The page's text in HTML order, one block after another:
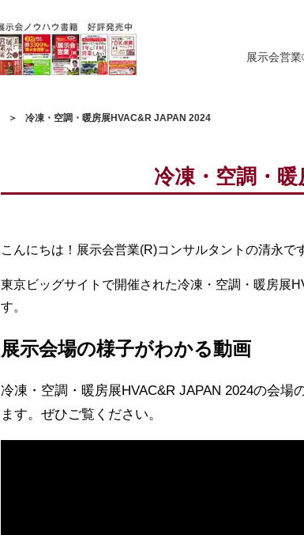
展示会営
冷凍・空調・暖房展HVAC&R JAPAN 2024
冷凍・空調・
こんにちは！展示会営業(R)コンサルタントの清永で
東京ビッグサイトで開催された冷凍・空調・暖房展
す。
展示会場の様子がわかる動画
冷凍・空調・暖房展HVAC&R JAPAN 2024の会
ます。ぜひご覧ください。